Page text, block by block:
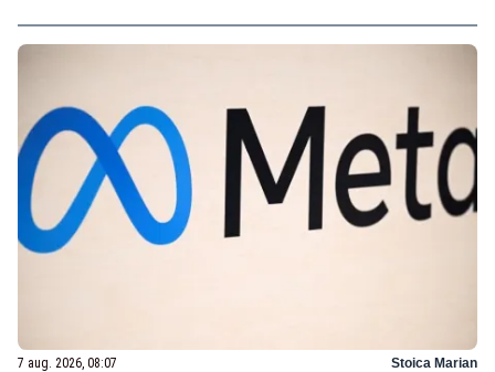
7 aug. 2026, 08:07 Stoica Marian